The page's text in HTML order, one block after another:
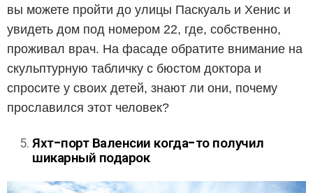
вы можете пройти до улицы Паскуаль и Хенис и
увидеть дом под номером 22, где, собственно,
проживал врач. На фасаде обратите внимание на
скульптурную табличку с бюстом доктора и
спросите у своих детей, знают ли они, почему
прославился этот человек?
Яхт-порт Валенсии когда-то получил
шикарный подарок